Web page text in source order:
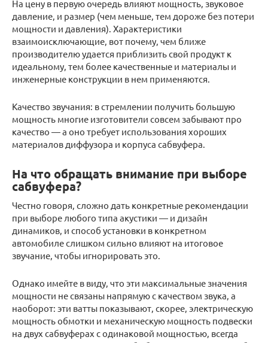
На цену в первую очередь влияют мощность, звуковое
давление, и размер (чем меньше, тем дороже без потери
мощности и давления). Характеристики
взаимоисключающие, вот почему, чем ближе
производителю удается приблизить свой продукт к
идеальному, тем более качественные и материалы и
инженерные конструкции в нем применяются.
Качество звучания: в стремлении получить большую
мощность многие изготовители совсем забывают про
качество — а оно требует использования хороших
материалов диффузора и корпуса сабвуфера.
На что обращать внимание при выборе
сабвуфера?
Честно говоря, сложно дать конкретные рекомендации
при выборе любого типа акустики — и дизайн
динамиков, и способ установки в конкретном
автомобиле слишком сильно влияют на итоговое
звучание, чтобы игнорировать это.
Однако имейте в виду, что эти максимальные значения
мощности не связаны напрямую с качеством звука, а
наоборот: эти ватты показывают, скорее, электрическую
мощность обмотки и механическую мощность подвески
на двух сабвуферах с одинаковой мощностью, всегда